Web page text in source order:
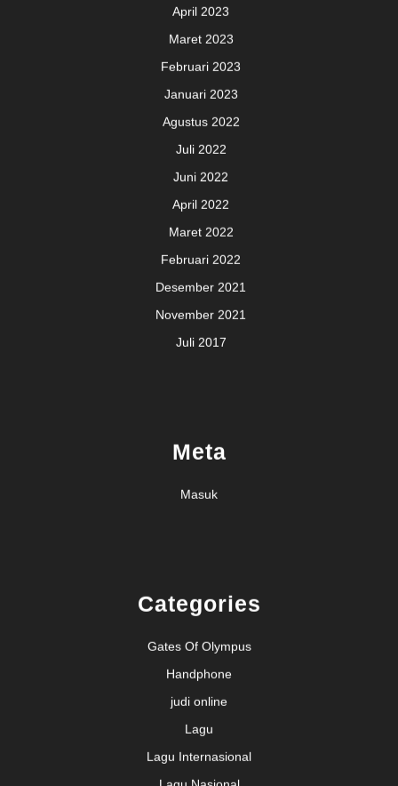
April 2023
Maret 2023
Februari 2023
Januari 2023
Agustus 2022
Juli 2022
Juni 2022
April 2022
Maret 2022
Februari 2022
Desember 2021
November 2021
Juli 2017
Meta
Masuk
Categories
Gates Of Olympus
Handphone
judi online
Lagu
Lagu Internasional